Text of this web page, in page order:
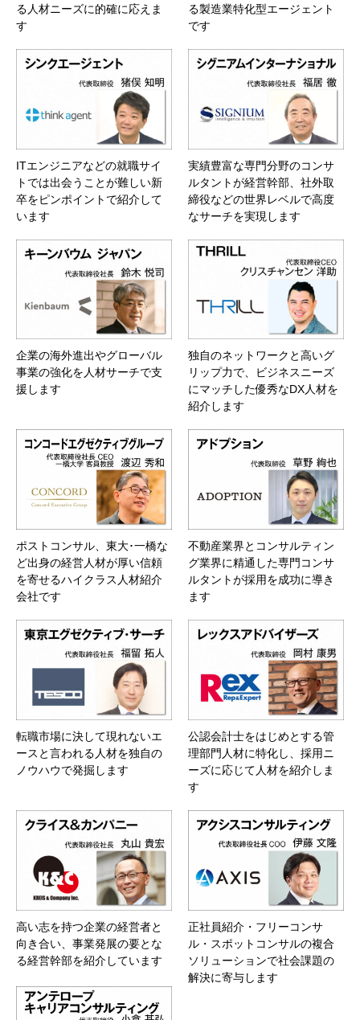
る人材ニーズに的確に応えま
す
る製造業特化型エージェント
です
ITエンジニアなどの就職サイ
トでは出会うことが難しい新
卒をピンポイントで紹介して
います
実績豊富な専門分野のコンサ
ルタントが経営幹部、社外取
締役などの世界レベルで高度
なサーチを実現します
企業の海外進出やグローバル
事業の強化を人材サーチで支
援します
独自のネットワークと高いグ
リップ力で、ビジネスニーズ
にマッチした優秀なDX人材を
紹介します
ポストコンサル、東大･一橋な
ど出身の経営人材が厚い信頼
を寄せるハイクラス人材紹介
会社です
不動産業界とコンサルティン
グ業界に精通した専門コンサ
ルタントが採用を成功に導き
ます
転職市場に決して現れないエ
ースと言われる人材を独自の
ノウハウで発掘します
公認会計士をはじめとする管
理部門人材に特化し、採用ニ
ーズに応じて人材を紹介しま
す
高い志を持つ企業の経営者と
向き合い、事業発展の要とな
る経営幹部を紹介しています
正社員紹介・フリーコンサ
ル・スポットコンサルの複合
ソリューションで社会課題の
解決に寄与します